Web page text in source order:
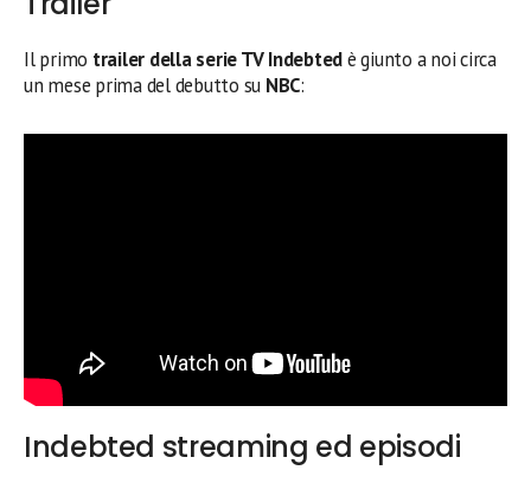
Il primo trailer della serie TV Indebtedè giunto a noi circa
un mese prima del debutto su NBC:
Indebted streaming ed episodi